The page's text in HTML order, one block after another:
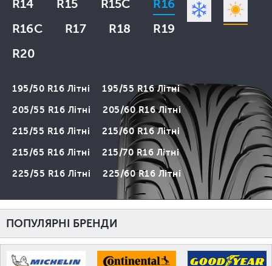
R14 R15 R15C
R16
R16C
R17 R18
R19
R20
195/50 R16 Літні
195/55 R16 Літні
205/55 R16 Літні
205/60 R16 Літні
215/55 R16 Літні
215/60 R16 Літні
215/65 R16 Літні
215/70 R16 Літні
225/55 R16 Літні
225/60 R16 Літні
ПОПУЛЯРНІ БРЕНДИ